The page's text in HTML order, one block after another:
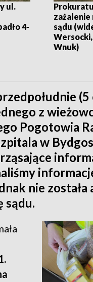
ul.
4-
zażalenie
sądu
Wersocki,
Wnuk)
z
Pogotowia
w
nie
sądu.